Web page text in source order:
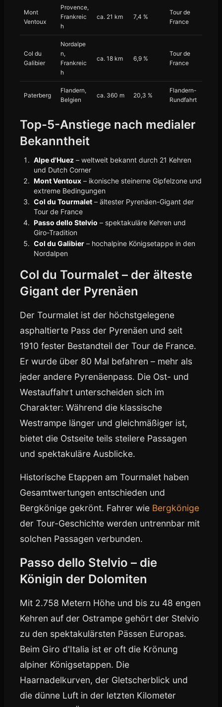
Mont
Ventoux
Provence,
Frankreic
h
ca. 21 km 7,4 %
Tour de
France
Col du
Galibier
Nordalpe
n,
Frankreic
h
ca. 18 km 6,9 %
Tour de
France
Paterberg
Flandern,
Belgien
ca. 360 m 20,3 %
Flandern-
Rundfahrt
Top-5-Anstiege nach medialer
Bekanntheit
Alpe d'Huez – weltweit bekannt durch 21 Kehren
und Dutch Corner
Mont Ventoux – ikonische steinerne Gipfelzone und
extreme Bedingungen
Col du Tourmalet – ältester Pyrenäen-Gigant der
Tour de France
Passo dello Stelvio – spektakuläre Kehren und
Giro-Tradition
Col du Galibier – hochalpine Königsetappe in den
Nordalpen
Col du Tourmalet – der älteste
Gigant der Pyrenäen
Der Tourmalet ist der höchstgelegene
asphaltierte Pass der Pyrenäen und seit
1910 fester Bestandteil der Tour de France.
Er wurde über 80 Mal befahren – mehr als
jeder andere Pyrenäenpass. Die Ost- und
Westauffahrt unterscheiden sich im
Charakter: Während die klassische
Westrampe länger und gleichmäßiger ist,
bietet die Ostseite teils steilere Passagen
und spektakuläre Ausblicke.
Historische Etappen am Tourmalet haben
Gesamtwertungen entschieden und
Bergkönige gekrönt. Fahrer wie Bergkönige
der Tour-Geschichte werden untrennbar mit
solchen Passagen verbunden.
Passo dello Stelvio – die
Königin der Dolomiten
Mit 2.758 Metern Höhe und bis zu 48 engen
Kehren auf der Ostrampe gehört der Stelvio
zu den spektakulärsten Pässen Europas.
Beim Giro d'Italia ist er oft die Krönung
alpiner Königsetappen. Die
Haarnadelkurven, der Gletscherblick und
die dünne Luft in der letzten Kilometer